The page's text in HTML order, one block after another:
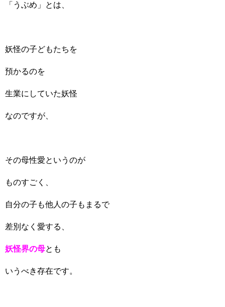
「うぶめ」とは、
妖怪の子どもたちを
預かるのを
生業にしていた妖怪
なのですが、
その母性愛というのが
ものすごく、
自分の子も他人の子もまるで
差別なく愛する、
妖怪界の母とも
いうべき存在です。